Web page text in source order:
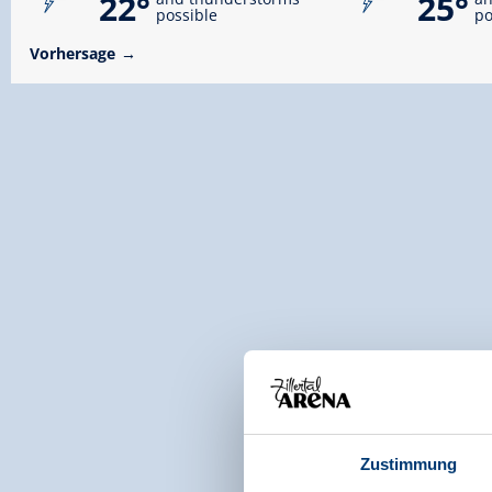
Zustimmung
possible
Vorhersage